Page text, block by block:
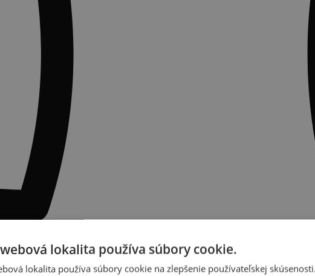
lokalita používa súbory cookie.
lokalita používa súbory cookie na zlepšenie používateľskej